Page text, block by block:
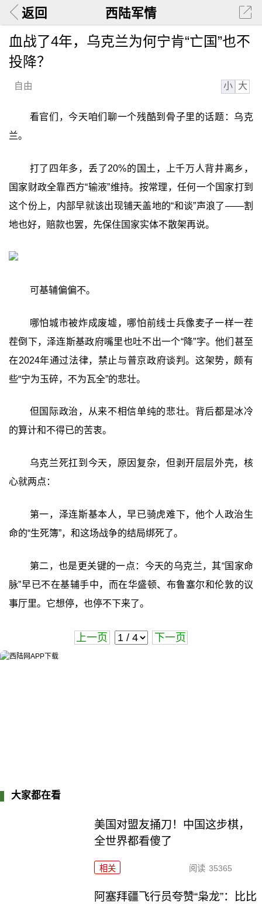
返回 西陆军情
血战了4年，乌克兰为何宁肯“亡国”也不
投降？
自由 小 大
看官们，今天咱们聊一个残酷到骨子里的话题：乌克
兰。
打了四年多，丢了20%的国土，上千万人背井离乡，
国家财政全靠西方“输液”维持。按常理，任何一个国家打到
这个份上，内部早就该出现铺天盖地的“和谈”声浪了——割
地也好，赔款也罢，先保住国家实体不散架再说。
可基辅偏偏不。
哪怕城市被炸成废墟，哪怕前线士兵像麦子一样一茬
茬倒下，泽连斯基政府嘴里也吐不出一个“降”字。他们甚至
在2024年通过法律，禁止与普京政府谈判。这架势，颇有
些“宁为玉碎，不为瓦全”的悲壮。
但国际政治，从来不相信单纯的悲壮。背后都是冰冷
的算计和不得已的苦衷。
乌克兰死扛到今天，原因复杂，但剥开层层外壳，核
心就两点：
第一，泽连斯基本人，早已骑虎难下，他个人政治生
命的“生死簿”，和这场战争的结局绑死了。
第二，也是更关键的一点：今天的乌克兰，其“国家命
脉”早已不在基辅手中，而在华盛顿、布鲁塞尔和伦敦的议
事厅里。它想停，也停不下来了。
上一页 下一页
大家都在看
美国对盟友捅刀！中国这步棋，
全世界都看傻了
相关 阅读 35365
阿塞拜疆飞行员夸赞“枭龙”：比比